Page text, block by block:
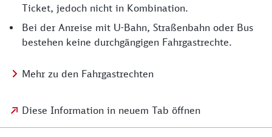
Ticket, jedoch nicht in Kombination.
Bei der Anreise mit U-Bahn, Straßenbahn oder Bus
bestehen keine durchgängigen Fahrgastrechte.
Mehr zu den Fahrgastrechten
Diese Information in neuem Tab öffnen